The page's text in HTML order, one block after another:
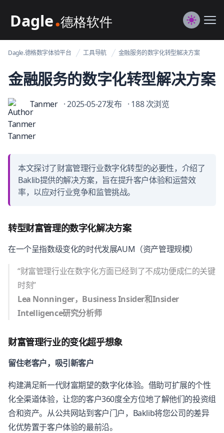
Dagle@数字体验管理
Switch
Dagle.德格数字体验平台 工具导航 金融服务的数字化转型解决方案
金融服务的数字化转型解决方案
Tanmer · 2025-05-27发布 · 188 次浏览
本文探讨了财富管理行业数字化转型的必要性，介绍了
Baklib提供的解决方案，旨在提升客户体验和运营效
率，以应对行业竞争和监管挑战。
转型财富管理的数字化解决方案
在一个呈指数级变化的时代发展AUM（资产管理规模）
“财富管理行业在数字化方面已经到了不成功便成仁的关键
时刻”
Lea Nonninger，Business Insider和Insider
Intelligence研究分析师
财富管理行业的变化超乎想象
留住老客户，吸引新客户
构建满足新一代财富期望的数字化体验。借助可扩展的个性
化全渠道体验，让您的客户360度全方位地了解他们的投资组
合和资产。从公共网站到客户门户，Baklib将您公司的差异
化优势置于客户体验的最前沿。